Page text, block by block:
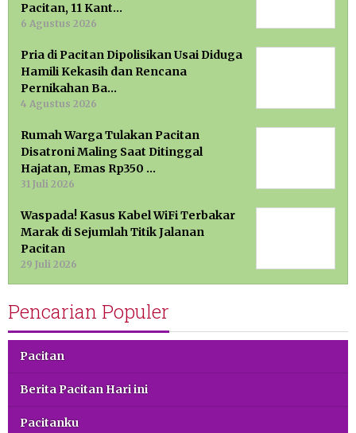
Pacitan, 11 Kant…
6 Agustus 2026
Pria di Pacitan Dipolisikan Usai Diduga
Hamili Kekasih dan Rencana
Pernikahan Ba…
4 Agustus 2026
Rumah Warga Tulakan Pacitan
Disatroni Maling Saat Ditinggal
Hajatan, Emas Rp350 …
31 Juli 2026
Waspada! Kasus Kabel WiFi Terbakar
Marak di Sejumlah Titik Jalanan
Pacitan
29 Juli 2026
Pencarian Populer
Pacitan
Berita Pacitan Hari ini
Pacitanku